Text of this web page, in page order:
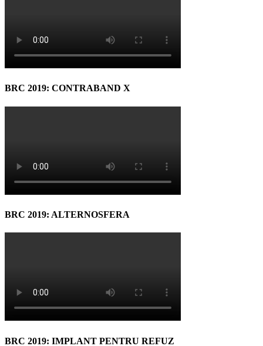
BRC 2019: CONTRABAND X
BRC 2019: ALTERNOSFERA
BRC 2019: IMPLANT PENTRU REFUZ